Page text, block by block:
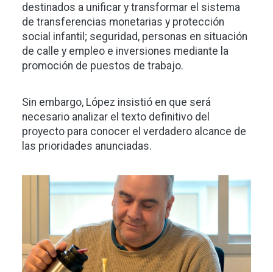
destinados a unificar y transformar el sistema
de transferencias monetarias y protección
social infantil; seguridad, personas en situación
de calle y empleo e inversiones mediante la
promoción de puestos de trabajo.
Sin embargo, López insistió en que será
necesario analizar el texto definitivo del
proyecto para conocer el verdadero alcance de
las prioridades anunciadas.
Imagen